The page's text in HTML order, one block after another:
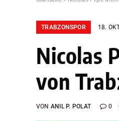
TRABZONSPOR 18.
Nicolas
von
VON ANIL P. POLAT 0